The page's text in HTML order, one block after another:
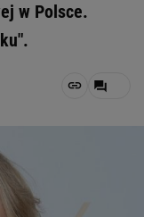
w Polsce.